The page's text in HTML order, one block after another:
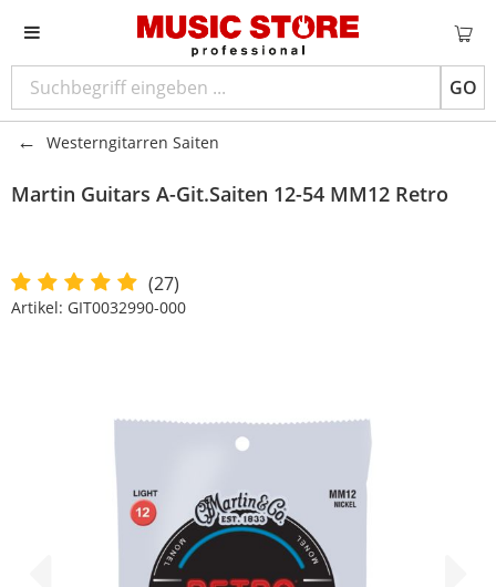
GO
Westerngitarren Saiten
Martin Guitars A-Git.Saiten 12-54 MM12 Retro
(27)
Artikel: GIT0032990-000